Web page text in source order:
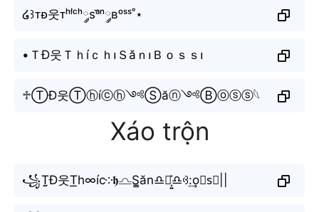
໒꒱ᴛᴆ웃ᴛʰⁱ́ᶜʰ༘sᵃ̆ⁿ༘ʙᵒˢˢ˚⋆
•ＴĐ웃Ｔｈíｃｈ၊Ｓăｎ၊Ｂｏｓｓ၊
♱ⓉĐ웃Ⓣⓗíⓒⓗ༺Ⓢăⓝ༺Ⓑⓞⓢⓢ𓆩
Xáo trộn
꧁T̤̮Đ웃T͟h∞íc༶𝖍♎︎S̳ăn♎︎♎︎͎͍͐♎︎ꃳ:͢o𝔰s⃕||